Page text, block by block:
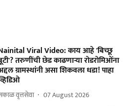
Viral Video: काय आहे 'बिच्छू
तरुणींची छेड काढणाऱ्या रोडरोमिओंना
ग्रामस्थांनी असा शिकवला धडा! पाहा
वृत्तसेवा 07 August 2026